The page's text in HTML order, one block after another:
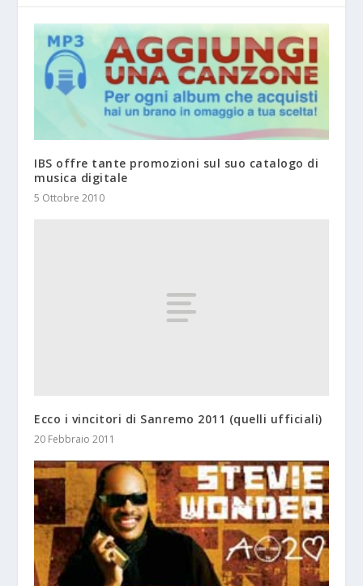
IBS offre tante promozioni sul suo catalogo di
musica digitale
5 Ottobre 2010
Ecco i vincitori di Sanremo 2011 (quelli ufficiali)
20 Febbraio 2011